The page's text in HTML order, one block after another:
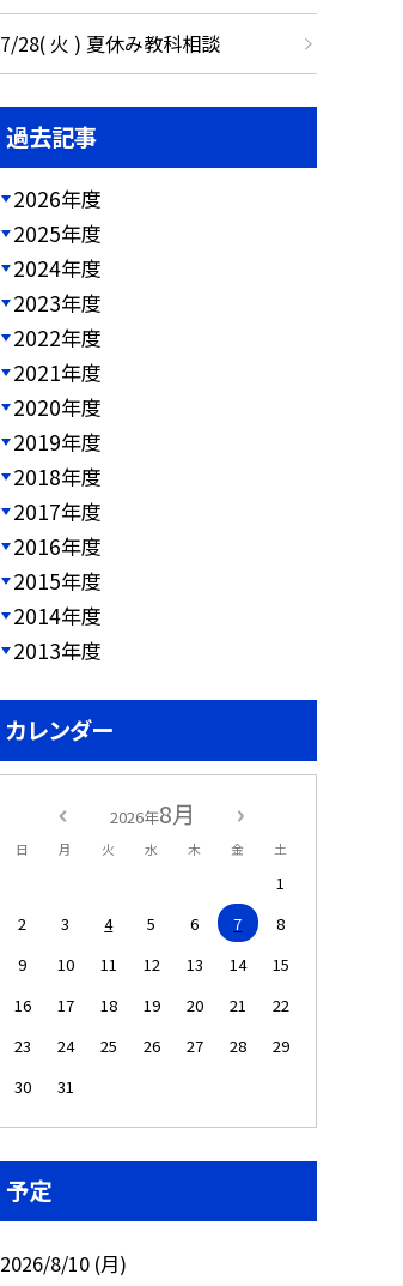
7/28( 火 ) 夏休み教科相談
過去記事
2026年度
2025年度
2024年度
2023年度
2022年度
2021年度
2020年度
2019年度
2018年度
2017年度
2016年度
2015年度
2014年度
2013年度
カレンダー
2026年8月
日 月 火 水 木 金 土
1
2
3 4 5 6 7
8
9
10 11 12 13 14
15
16
17 18 19 20 21
22
23
24 25 26 27 28
29
30
31
予定
2026/8/10 (月)